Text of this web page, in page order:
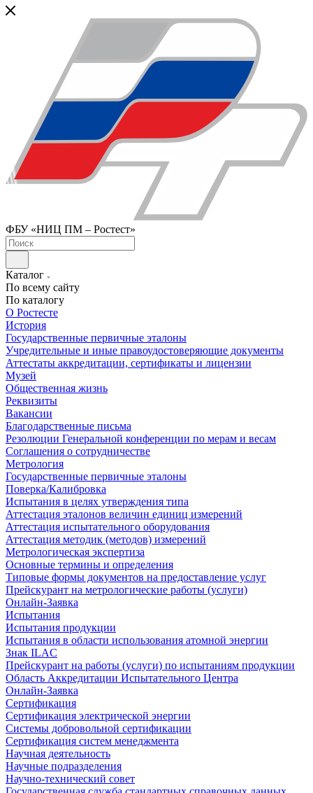
ФБУ «НИЦ ПМ – Ростест»
Каталог
По всему сайту
По каталогу
О Ростесте
История
Государственные первичные эталоны
Учредительные и иные правоудостоверяющие документы
Аттестаты аккредитации, сертификаты и лицензии
Музей
Общественная жизнь
Реквизиты
Вакансии
Благодарственные письма
Резолюции Генеральной конференции по мерам и весам
Соглашения о сотрудничестве
Метрология
Государственные первичные эталоны
Поверка/Калибровка
Испытания в целях утверждения типа
Аттестация эталонов величин единиц измерений
Аттестация испытательного оборудования
Аттестация методик (методов) измерений
Метрологическая экспертиза
Основные термины и определения
Типовые формы документов на предоставление услуг
Прейскурант на метрологические работы (услуги)
Онлайн-Заявка
Испытания
Испытания продукции
Испытания в области использования атомной энергии
Знак ILAC
Прейскурант на работы (услуги) по испытаниям продукции
Область Аккредитации Испытательного Центра
Онлайн-Заявка
Сертификация
Сертификация электрической энергии
Системы добровольной сертификации
Сертификация систем менеджмента
Научная деятельность
Научные подразделения
Научно-технический совет